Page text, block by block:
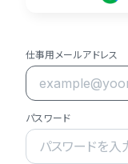
仕事用メールアドレス
パスワード